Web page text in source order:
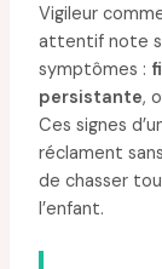
Vigileur
attentif note si
symptômes :
persistante,
Ces signes
réclament
de chasser
l’enfant.